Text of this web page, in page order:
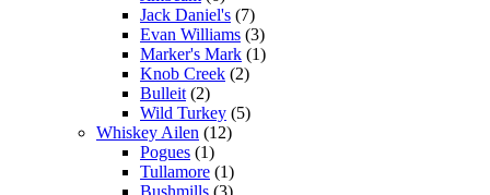
Jack Daniel's (7)
Evan Williams (3)
Marker's Mark (1)
Knob Creek (2)
Bulleit (2)
Wild Turkey (5)
Whiskey Ailen (12)
Pogues (1)
Tullamore (1)
Bushmills (3)